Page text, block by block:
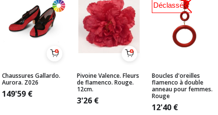
Chaussures Gallardo.
Aurora. Z026
149'59 €
Pivoine Valence. Fleurs
de flamenco. Rouge.
12cm.
3'26 €
Boucles d'oreilles
flamenco à double
anneau pour femmes.
Rouge
12'40 €
Déclassé